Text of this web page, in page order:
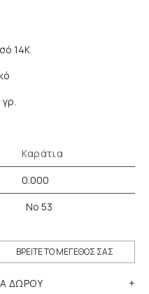
14K
γρ.
Καράτια
0.000
Νο 53
ΒΡΕΙΤΕ ΤΟ ΜΕΓΕΘΟΣ ΣΑΣ
ΔΩΡΟΥ